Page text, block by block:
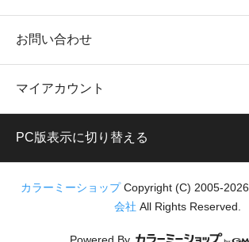
お問い合わせ
マイアカウント
PC版表示に切り替える
カラーミーショップ Copyright (C) 2005-2026
会社 All Rights Reserved.